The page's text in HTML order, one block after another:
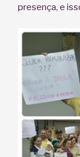
presença, e